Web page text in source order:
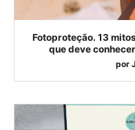
Fotoproteção. 13
que deve
por